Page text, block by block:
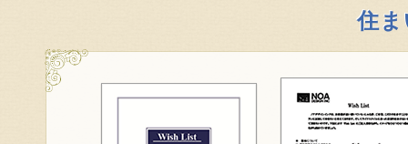
住